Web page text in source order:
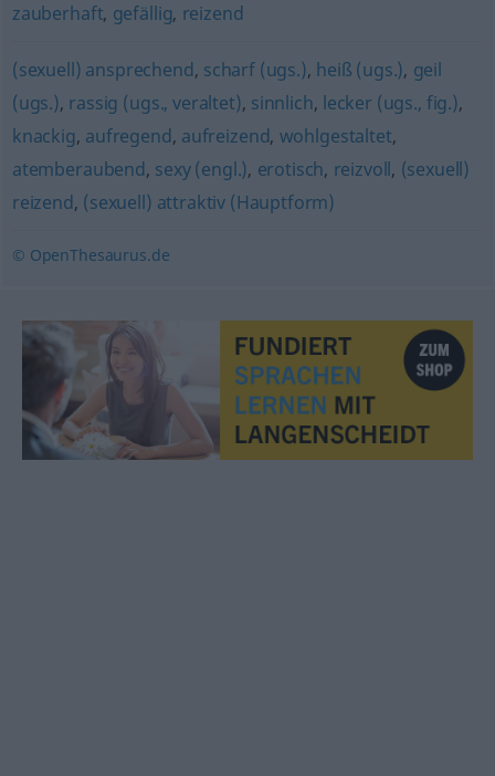
zauberhaft, gefällig, reizend
(sexuell) ansprechend, scharf (ugs.), heiß (ugs.), geil
(ugs.), rassig (ugs., veraltet), sinnlich, lecker (ugs., fig.),
knackig, aufregend, aufreizend, wohlgestaltet,
atemberaubend, sexy (engl.), erotisch, reizvoll, (sexuell)
reizend, (sexuell) attraktiv (Hauptform)
© OpenThesaurus.de